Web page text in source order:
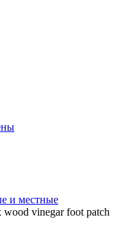
и местные
vinegar foot patch